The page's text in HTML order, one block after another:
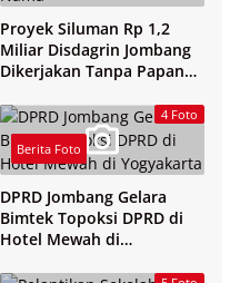
Proyek Siluman Rp 1,2
Miliar Disdagrin Jombang
Dikerjakan Tanpa Papan
4 Foto
Berita Foto
DPRD Jombang Gelara
Bimtek Topoksi DPRD di
Hotel Mewah di